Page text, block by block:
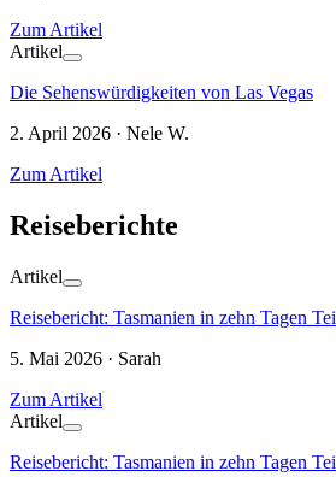
Zum Artikel
Artikel
Die Sehenswürdigkeiten von Las Vegas
2. April 2026 · Nele W.
Zum Artikel
Reiseberichte
Artikel
Reisebericht: Tasmanien in zehn Tagen
5. Mai 2026 · Sarah
Zum Artikel
Artikel
Reisebericht: Tasmanien in zehn Tagen